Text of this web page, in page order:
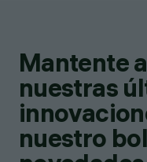
Mantente
nuestras
nuestro